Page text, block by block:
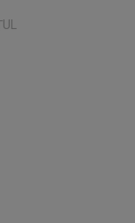
,de catre un singur